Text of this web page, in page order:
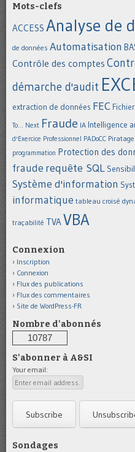
Mots-clefs
ACCESS Analyse de
de données Automatisation
Contrôle des comptes
démarche d'audit
extraction de données FEC
To... Next Fraude IA Intelligence
d'Exercice Professionnel PADoCC Piratage
programmation Protection des
fraude requête SQL
Système d'information
informatique tableau croisé
traçabilité TVA VBA
Connexion
Inscription
Connexion
Flux des publications
Flux des commentaires
Site de WordPress-FR
Nombre d'abonnés
10787
S'abonner à A&SI
Your email:
Sondages